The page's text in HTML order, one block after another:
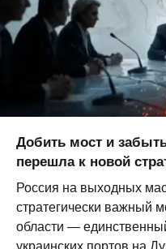
Добить мост и
перешла к новой
Россия на выходных
стратегически важный
области —
украинских портов на